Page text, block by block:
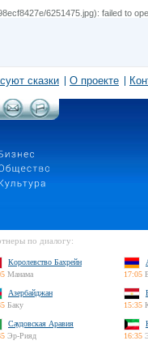
6251475.jpg): failed to
сказки О проекте
по диалогу:
Королевство Бахрейн
Манама
17:05
Азербайджан
Баку
15:35
Саудовская Аравия
Эр-Рияд
16:35